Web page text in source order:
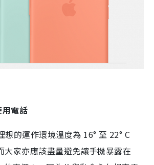
電話
的運作環境溫度為 16° 至 22° C
大家亦應該盡量避免讓手機暴露在